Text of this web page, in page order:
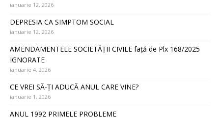
ianuarie 12, 2026
DEPRESIA CA SIMPTOM SOCIAL
ianuarie 12, 2026
AMENDAMENTELE SOCIETĂȚII CIVILE față de Plx 168/2025
IGNORATE
ianuarie 4, 2026
CE VREI SĂ-ȚI ADUCĂ ANUL CARE VINE?
ianuarie 1, 2026
ANUL 1992 PRIMELE PROBLEME